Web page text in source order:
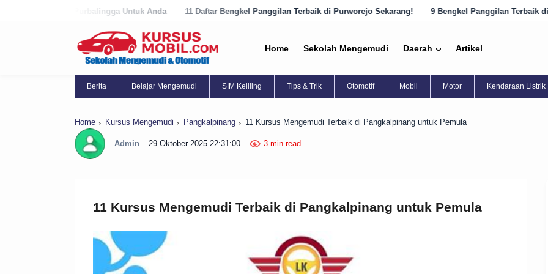
11 Daftar Bengkel Panggilan Terbaik di Purworejo Sekarang! 9 Bengkel Panggilan Terbaik di Semarang yang
Home Sekolah Mengemudi Daerah Artikel
Berita Belajar Mengemudi SIM Keliling Tips & Trik Otomotif Mobil Motor Kendaraan Listrik
Home Kursus Mengemudi Pangkalpinang 11 Kursus Mengemudi Terbaik di Pangkalpinang untuk Pemula
Admin 29 Oktober 2025 22:31:00 3 min read
11 Kursus Mengemudi Terbaik di Pangkalpinang untuk Pemula